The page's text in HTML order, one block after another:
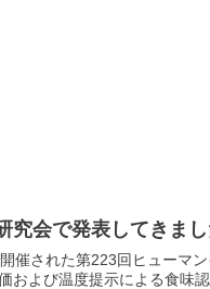
究会で発表してきま
催された第223回ヒューマ
および温度提示による食味